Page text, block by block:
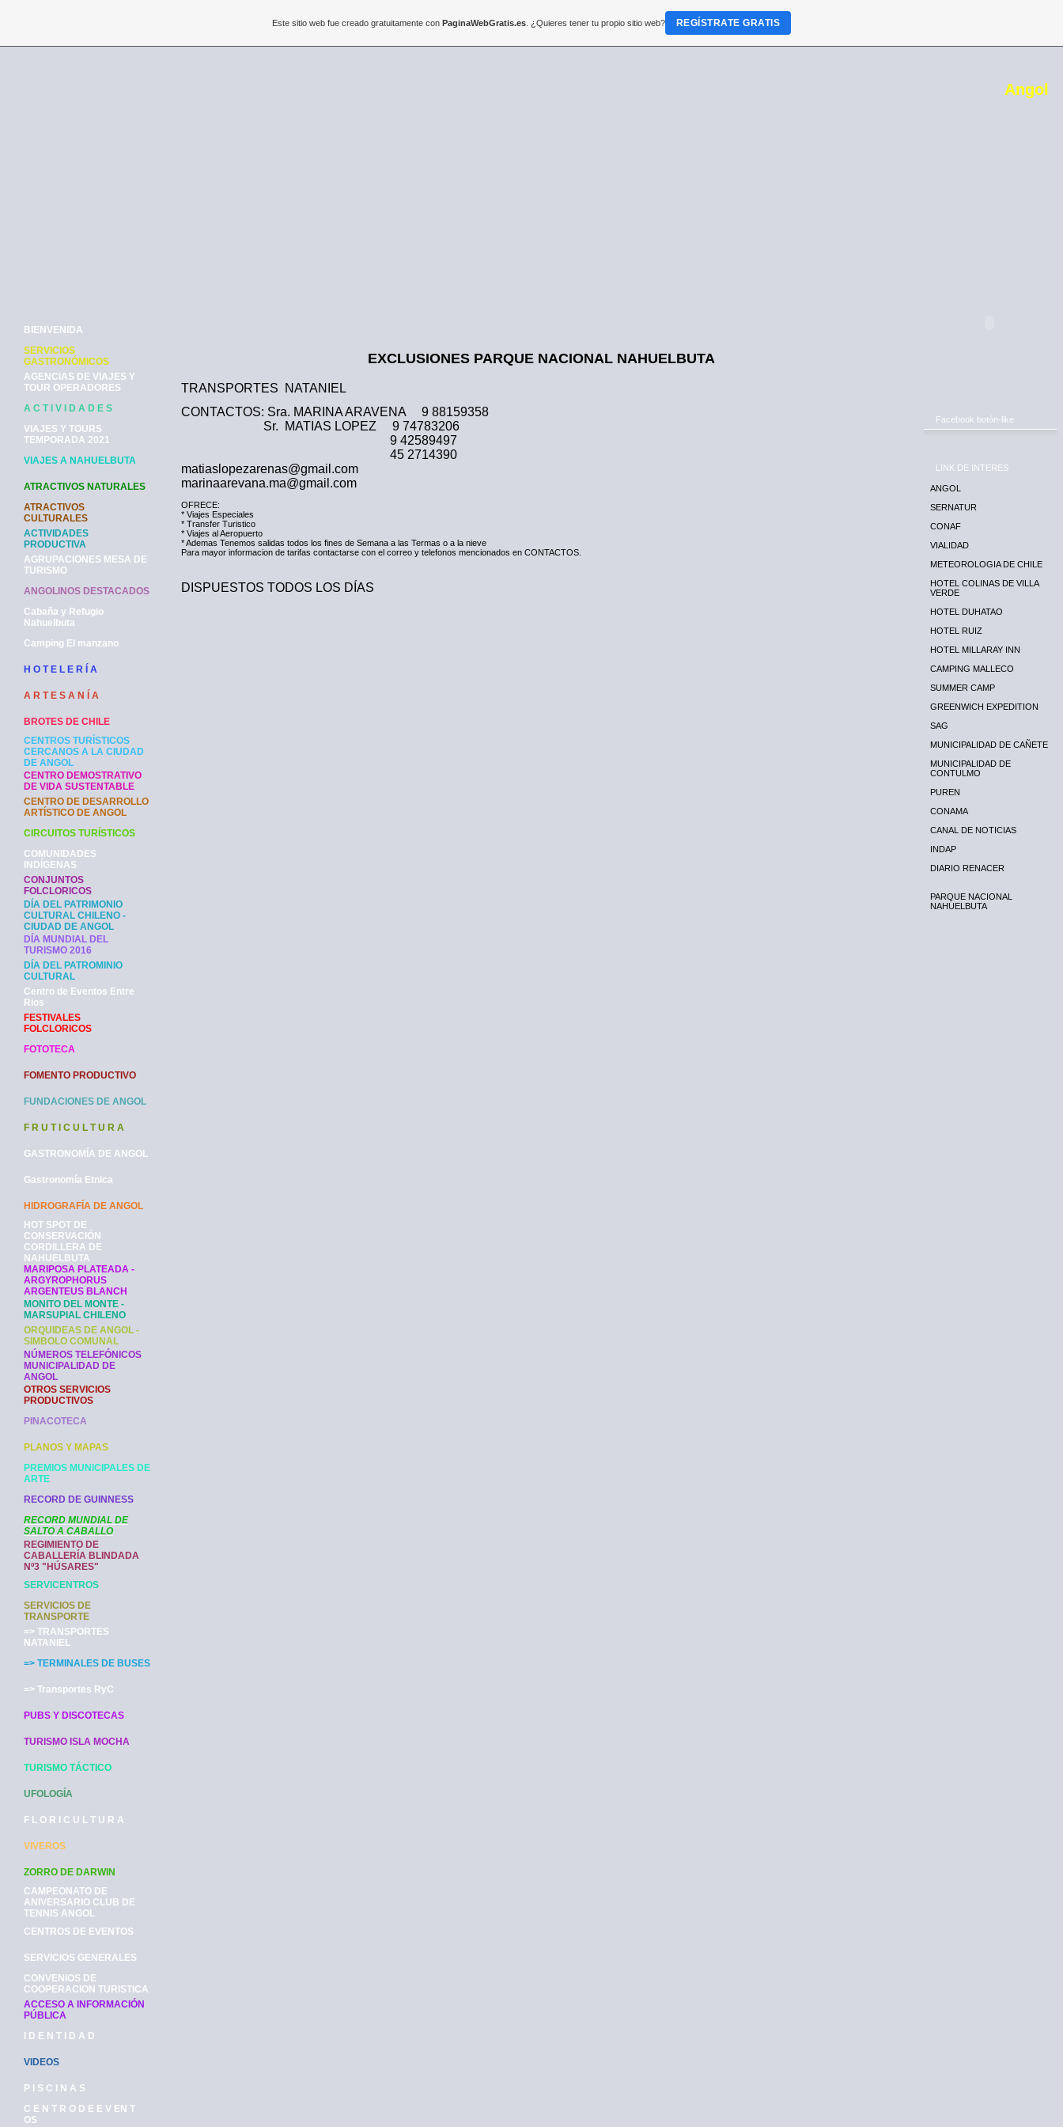
Angol
BIENVENIDA
SERVICIOS
GASTRONÓMICOS
AGENCIAS DE VIAJES Y
TOUR OPERADORES
A C T I V I D A D E S
VIAJES Y TOURS
TEMPORADA 2021
VIAJES A NAHUELBUTA
ATRACTIVOS NATURALES
ATRACTIVOS
CULTURALES
ACTIVIDADES
PRODUCTIVA
AGRUPACIONES MESA DE
TURISMO
ANGOLINOS DESTACADOS
Cabaña y Refugio
Nahuelbuta
Camping El manzano
H O T E L E R Í A
A R T E S A N Í A
BROTES DE CHILE
CENTROS TURÍSTICOS
CERCANOS A LA CIUDAD
DE ANGOL
CENTRO DEMOSTRATIVO
DE VIDA SUSTENTABLE
CENTRO DE DESARROLLO
ARTÍSTICO DE ANGOL
CIRCUITOS TURÍSTICOS
COMUNIDADES
INDÍGENAS
CONJUNTOS
FOLCLORICOS
DÍA DEL PATRIMONIO
CULTURAL CHILENO -
CIUDAD DE ANGOL
DÍA MUNDIAL DEL
TURISMO 2016
DÍA DEL PATROMINIO
CULTURAL
Centro de Eventos Entre
Rios
FESTIVALES
FOLCLORICOS
FOTOTECA
FOMENTO PRODUCTIVO
FUNDACIONES DE ANGOL
F R U T I C U L T U R A
GASTRONOMÍA DE ANGOL
Gastronomía Etnica
HIDROGRAFÍA DE ANGOL
HOT SPOT DE
CONSERVACIÓN
CORDILLERA DE
NAHUELBUTA
MARIPOSA PLATEADA -
ARGYROPHORUS
ARGENTEUS BLANCH
MONITO DEL MONTE -
MARSUPIAL CHILENO
ORQUIDEAS DE ANGOL -
SIMBOLO COMUNAL
NÚMEROS TELEFÓNICOS
MUNICIPALIDAD DE
ANGOL
OTROS SERVICIOS
PRODUCTIVOS
PINACOTECA
PLANOS Y MAPAS
PREMIOS MUNICIPALES DE
ARTE
RECORD DE GUINNESS
RECORD MUNDIAL DE
SALTO A CABALLO
REGIMIENTO DE
CABALLERÍA BLINDADA
Nº3 "HÚSARES"
SERVICENTROS
SERVICIOS DE
TRANSPORTE
=> TRANSPORTES
NATANIEL
=> TERMINALES DE BUSES
=> Transportes RyC
PUBS Y DISCOTECAS
TURISMO ISLA MOCHA
TURISMO TÁCTICO
UFOLOGÍA
F L O R I C U L T U R A
VIVEROS
ZORRO DE DARWIN
CAMPEONATO DE
ANIVERSARIO CLUB DE
TENNIS ANGOL
CENTROS DE EVENTOS
SERVICIOS GENERALES
CONVENIOS DE
COOPERACION TURISTICA
ACCESO A INFORMACIÓN
PÚBLICA
I D E N T I D A D
VIDEOS
P I S C I N A S
C E N T R O D E E V EN T
OS
EXCLUSIONES PARQUE NACIONAL NAHUELBUTA
TRANSPORTES NATANIEL
CONTACTOS: Sra. MARINA ARAVENA 9 88159358
Sr. MATIAS LOPEZ 9 74783206
9 42589497
45 2714390
matiaslopezarenas@gmail.com
marinaarevana.ma@gmail.com
OFRECE:
* Viajes Especiales
* Transfer Turistico
* Viajes al Aeropuerto
* Ademas Tenemos salidas todos los fines de Semana a las Termas o a la nieve
Para mayor informacion de tarifas contactarse con el correo y telefonos mencionados en CONTACTOS.
DISPUESTOS TODOS LOS DÍAS
Facebook botón-like
LINK DE INTERES
ANGOL
SERNATUR
CONAF
VIALIDAD
METEOROLOGIA DE CHILE
HOTEL COLINAS DE VILLA
VERDE
HOTEL DUHATAO
HOTEL RUIZ
HOTEL MILLARAY INN
CAMPING MALLECO
SUMMER CAMP
GREENWICH EXPEDITION
SAG
MUNICIPALIDAD DE CAÑETE
MUNICIPALIDAD DE
CONTULMO
PUREN
CONAMA
CANAL DE NOTICIAS
INDAP
DIARIO RENACER
PARQUE NACIONAL
NAHUELBUTA
Este sitio web fue creado gratuitamente con PaginaWebGratis.es. ¿Quieres tener tu propio sitio web? REGÍSTRATE GRATIS